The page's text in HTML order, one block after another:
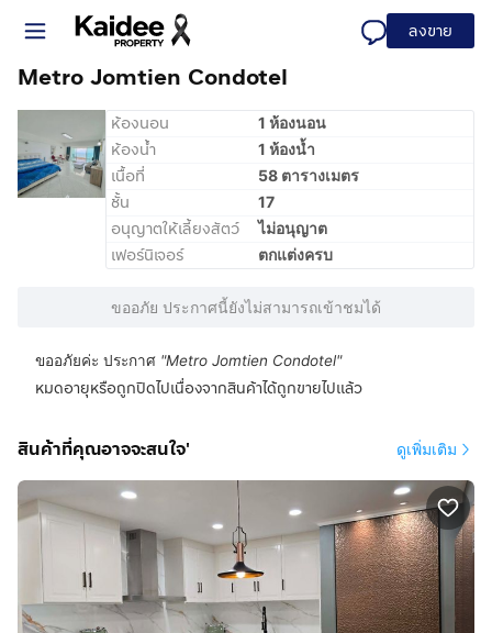
ลงขาย
Metro Jomtien​ Condotel
ห้องนอน 1 ห้องนอน
ห้องน้ำ 1 ห้องน้ำ
เนื้อที่ 58 ตารางเมตร
ชั้น 17
อนุญาตให้เลี้ยงสัตว์ ไม่อนุญาต
เฟอร์นิเจอร์ ตกแต่งครบ
ขออภัย ประกาศนี้ยังไม่สามารถเข้าชมได้
ขออภัยค่ะ ประกาศ "Metro Jomtien​ Condotel"
หมดอายุหรือถูกปิดไปเนื่องจากสินค้าได้ถูกขายไปแล้ว
สินค้าที่คุณอาจจะสนใจ' ดูเพิ่มเติม